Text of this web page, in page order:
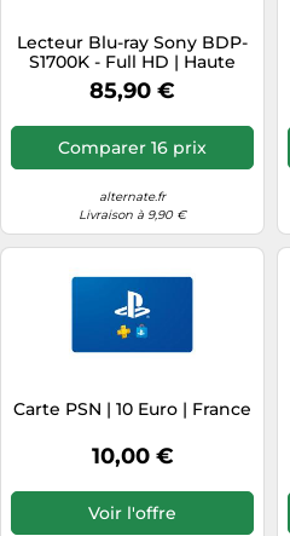
Tondeuses cheveux & barbe
Téléphonie
Téléviseurs
Télévision & vidéo
Électroménager
Lecteur Blu-ray Sony BDP-
S1700K - Full HD | Haute
résolution 1080p | Palette
de couleurs TRILUMINOS |
Master Audio | DTS-HD
High-Resolution Audio |
convivi
85,90 €
Comparer 16 prix
alternate.fr
Livraison à 9,90 €
Carte PSN | 10 Euro | France
10,00 €
Voir l'offre